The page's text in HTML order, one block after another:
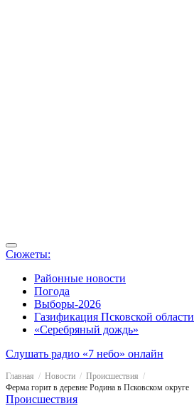
Сюжеты:
Районные новости
Погода
Выборы-2026
Газификация Псковской области
«Серебряный дождь»
Слушать радио «7 небо» онлайн
Главная Новости
Происшествия
Ферма горит в деревне Родина в Псковском округе
Происшествия